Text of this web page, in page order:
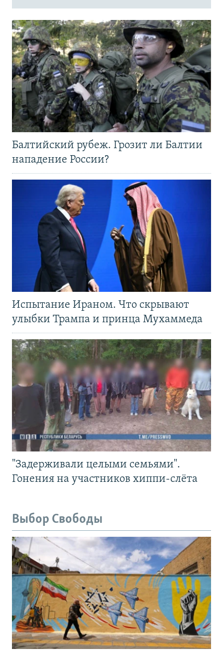
Балтийский рубеж. Грозит ли Балтии
нападение России?
Испытание Ираном. Что скрывают
улыбки Трампа и принца Мухаммеда
"Задерживали целыми семьями".
Гонения на участников хиппи-слёта
Выбор Свободы